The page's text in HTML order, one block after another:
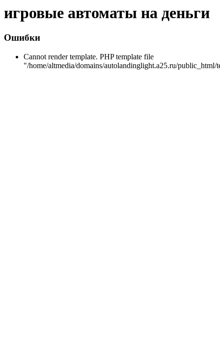
игровые автоматы на деньги
Ошибки
Cannot render template. PHP template file
"/home/altmedia/domains/autolandinglight.a25.ru/